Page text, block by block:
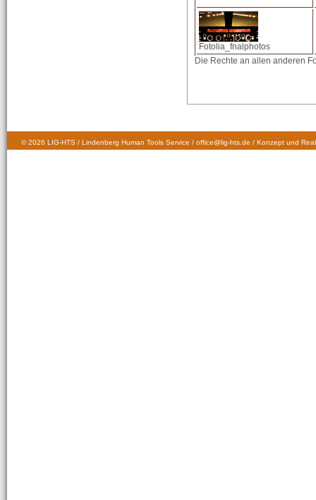
Fotolia_fnalphotos
Die Rechte an allen anderen
© 2026 LIG-HTS / Lindenberg Human Tools Service / office@lig-hts.de / Konzept und